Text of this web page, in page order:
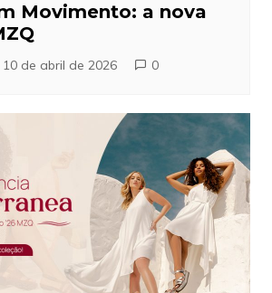
Movimento: a nova
10 de abril de 2026 0